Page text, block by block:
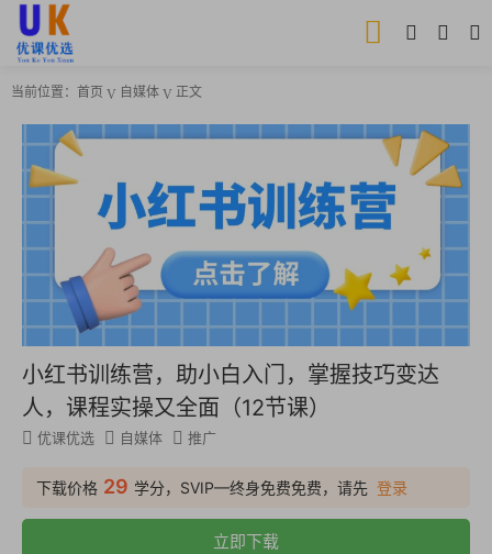
当前位置： 首页 自媒体 正文
小红书训练营，助小白入门，掌握技巧变达
人，课程实操又全面（12节课）
优课优选 自媒体 推广
下载价格 29 学分，SVIP—终身免费免费，请先 登录
立即下载